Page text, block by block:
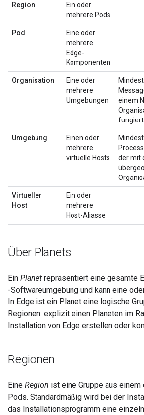
Region
Ein oder
mehrere Pods
Pod
Eine oder
mehrere
Edge-
Komponenten
Organisation
Eine oder
mehrere
Umgebungen
einem
fungiert
Umgebung
Einen oder
mehrere
virtuelle Hosts
der mit
Virtueller
Host
Ein oder
mehrere
Host-Aliasse
Über Planets
Ein Planet repräsentiert eine gesamte
-Softwareumgebung und kann eine
In Edge ist ein Planet eine logische
Regionen: explizit einen Planeten im
Installation von Edge erstellen oder
Regionen
Eine Region ist eine Gruppe aus einem
Pods. Standardmäßig wird bei der
das Installationsprogramm eine